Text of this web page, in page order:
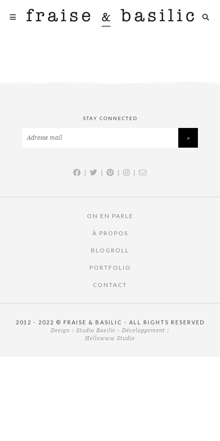
STAY CONNECTED
| | | |
ON EN PARLE
À PROPOS
BLOGROLL
PORTFOLIO
CONTACT
2012 - 2022 © FRAISE & BASILIC - ALL RIGHTS RESERVED
Design : Studio Basilic - Développement :
Hellowww Studio